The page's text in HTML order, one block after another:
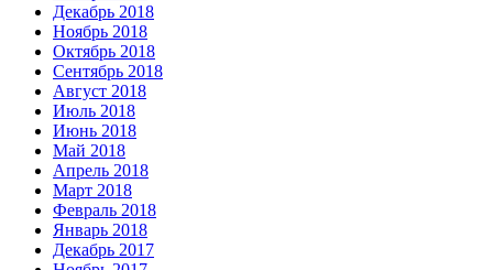
Декабрь 2018
Ноябрь 2018
Октябрь 2018
Сентябрь 2018
Август 2018
Июль 2018
Июнь 2018
Май 2018
Апрель 2018
Март 2018
Февраль 2018
Январь 2018
Декабрь 2017